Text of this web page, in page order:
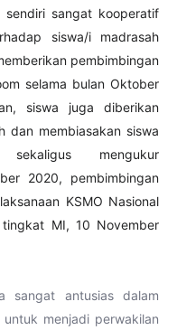
sendiri sangat kooperatif
siswa/i madrasah
pembimbingan
selama bulan Oktober
siswa juga diberikan
dan membiasakan siswa
mengukur
2020, pembimbingan
KSMO Nasional
MI, 10 November
sangat antusias dalam
menjadi perwakilan